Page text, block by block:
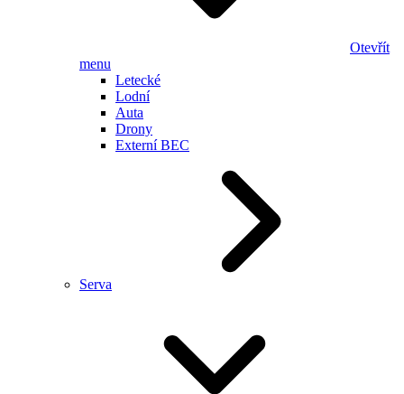
Otevřít
menu
Letecké
Lodní
Auta
Drony
Externí BEC
Serva